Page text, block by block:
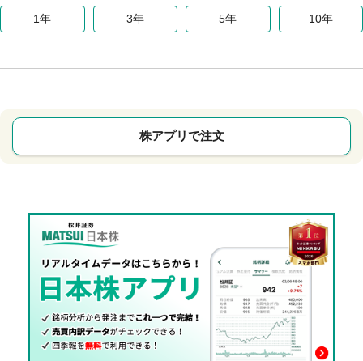
1年 3年 5年 10年
株アプリで注文